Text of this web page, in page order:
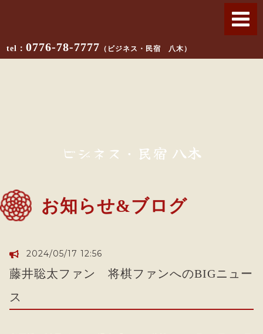
0776-78-7777 （ビジネス・民宿 八木）
ビジネス・民宿 八木
お知らせ&ブログ
2024/05/17 12:56
藤井聡太ファン 将棋ファンへのBIGニュー
ス